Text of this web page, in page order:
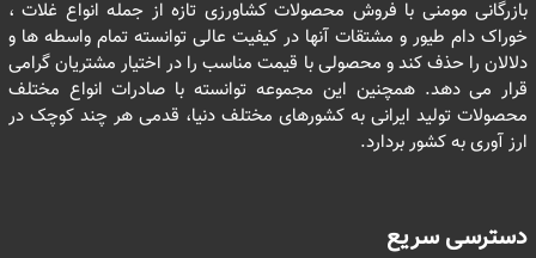
بازرگانی مومنی با فروش محصولات کشاورزی تازه از جمله انواع غلات ،
خوراک دام طیور و مشتقات آنها در کیفیت عالی توانسته تمام واسطه ها و
دلالان را حذف کند و محصولی با قیمت مناسب را در اختیار مشتریان گرامی
قرار می دهد. همچنین این مجموعه توانسته با صادرات انواع مختلف
محصولات تولید ایرانی به کشورهای مختلف دنیا، قدمی هر چند کوچک در
ارز آوری به کشور بردارد.
دسترسی سریع